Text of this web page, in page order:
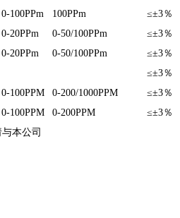
0-100PPm 100PPm ≤±3％
0-20PPm 0-50/100PPm ≤±3％
0-20PPm 0-50/100PPm ≤±3％
≤±3％
0-100PPM 0-200/1000PPM ≤±3％
0-100PPM 0-200PPM ≤±3％
本公司